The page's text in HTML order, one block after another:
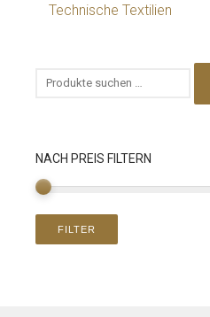
Technische Textilien
NACH PREIS FILTERN
FILTER